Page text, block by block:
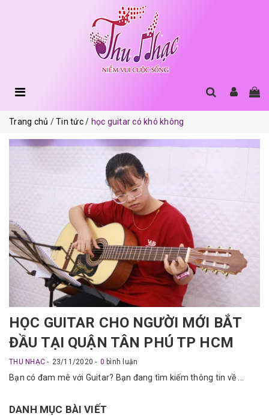
Trang chủ Tin tức học guitar có khó không
HỌC GUITAR CHO NGƯỜI MỚI BẮT
ĐẦU TẠI QUẬN TÂN PHÚ TP HCM
THU NHẠC 23/11/2020 0 bình luận
Bạn có đam mê với Guitar? Bạn đang tìm kiếm thông tin về ...
DANH MỤC BÀI VIẾT